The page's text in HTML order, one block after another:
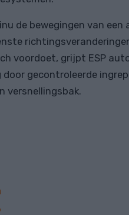
de bewegingen van een
voordoet, grijpt ESP
gecontroleerde
versnellingsbak.